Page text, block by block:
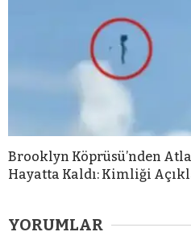
Brooklyn Köprüsü’nden
Hayatta Kaldı: Kimliği
YORUMLAR